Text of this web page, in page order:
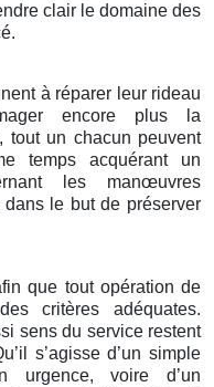
clair le domaine des
à réparer leur rideau
encore plus la
tout un chacun peuvent
temps acquérant un
les manœuvres
le but de préserver
que tout opération de
critères adéquates.
sens du service restent
s’agisse d’un simple
urgence, voire d’un